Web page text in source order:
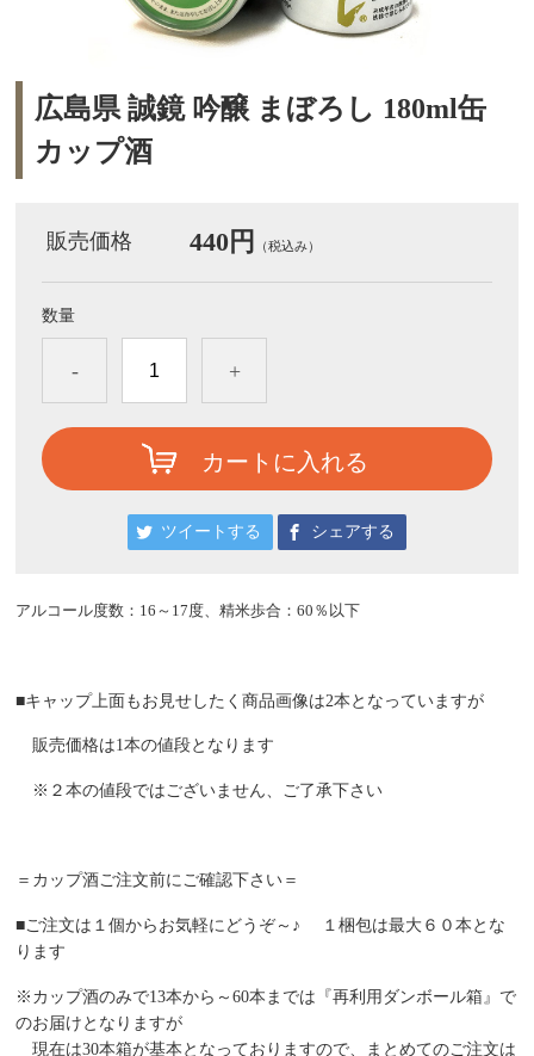
広島県 誠鏡 吟醸 まぼろし 180ml缶
カップ酒
販売価格 440円 （税込み）
数量
- +
カートに入れる
ツイートする シェアする
アルコール度数：16～17度、精米歩合：60％以下
■キャップ上面もお見せしたく商品画像は2本となっていますが
販売価格は1本の値段となります
※２本の値段ではございません、ご了承下さい
＝カップ酒ご注文前にご確認下さい＝
■ご注文は１個からお気軽にどうぞ～♪ １梱包は最大６０本とな
ります
※カップ酒のみで13本から～60本までは『再利用ダンボール箱』で
のお届けとなりますが
現在は30本箱が基本となっておりますので、まとめてのご注文は